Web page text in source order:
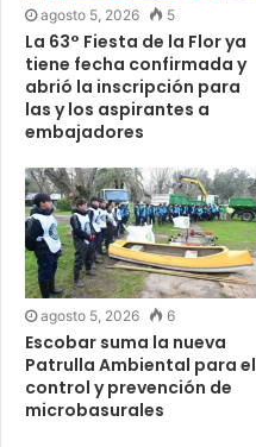
agosto 5, 2026 5
La 63° Fiesta de la Flor ya
tiene fecha confirmada y
abrió la inscripción para
las y los aspirantes a
embajadores
agosto 5, 2026 6
Escobar suma la nueva
Patrulla Ambiental para el
control y prevención de
microbasurales